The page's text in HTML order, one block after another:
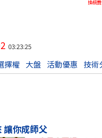
換稿費
03:23:25
擇權 大盤 活動優惠 技術
讓你成師父